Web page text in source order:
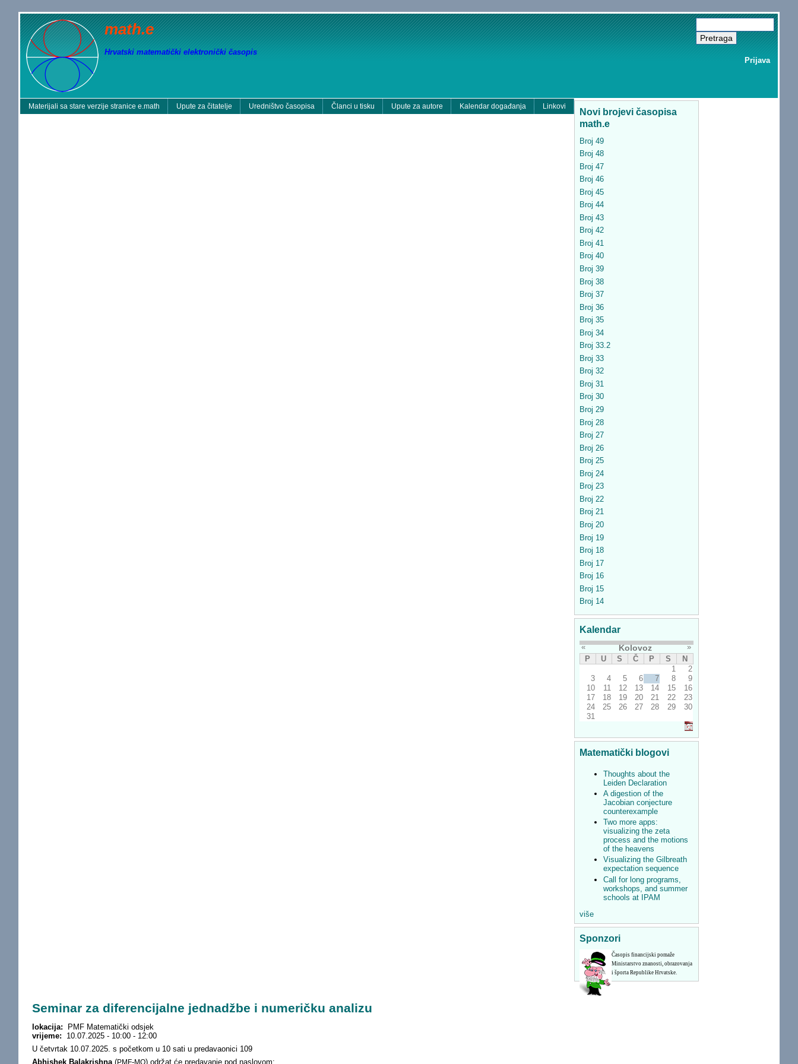
math.e
Hrvatski matematički elektronički časopis
Prijava
Materijali sa stare verzije stranice e.math Upute za čitatelje Uredništvo časopisa Članci u tisku Upute za autore Kalendar događanja Linkovi
Novi brojevi časopisa
math.e
Broj 49
Broj 48
Broj 47
Broj 46
Broj 45
Broj 44
Broj 43
Broj 42
Broj 41
Broj 40
Broj 39
Broj 38
Broj 37
Broj 36
Broj 35
Broj 34
Broj 33.2
Broj 33
Broj 32
Broj 31
Broj 30
Broj 29
Broj 28
Broj 27
Broj 26
Broj 25
Broj 24
Broj 23
Broj 22
Broj 21
Broj 20
Broj 19
Broj 18
Broj 17
Broj 16
Broj 15
Broj 14
Kalendar
« Kolovoz
»
P
U S Č P S
N
1
2
3
4 5 6 7 8
9
10
11 12 13 14 15
16
17
18 19 20 21 22
23
24
25 26 27 28 29
30
31
Matematički blogovi
Thoughts about the
Leiden Declaration
A digestion of the
Jacobian conjecture
counterexample
Two more apps:
visualizing the zeta
process and the motions
of the heavens
Visualizing the Gilbreath
expectation sequence
Call for long programs,
workshops, and summer
schools at IPAM
više
Sponzori
Časopis financijski pomaže
Ministarstvo znanosti, obrazovanja
i športa Republike Hrvatske.
Seminar za diferencijalne jednadžbe i numeričku analizu
lokacija:
PMF Matematički odsjek
vrijeme:
10.07.2025 - 10:00- 12:00
U četvrtak 10.07.2025. s početkom u 10 sati u predavaonici 109
Abhishek Balakrishna(PMF-MO) održat će predavanje pod naslovom: